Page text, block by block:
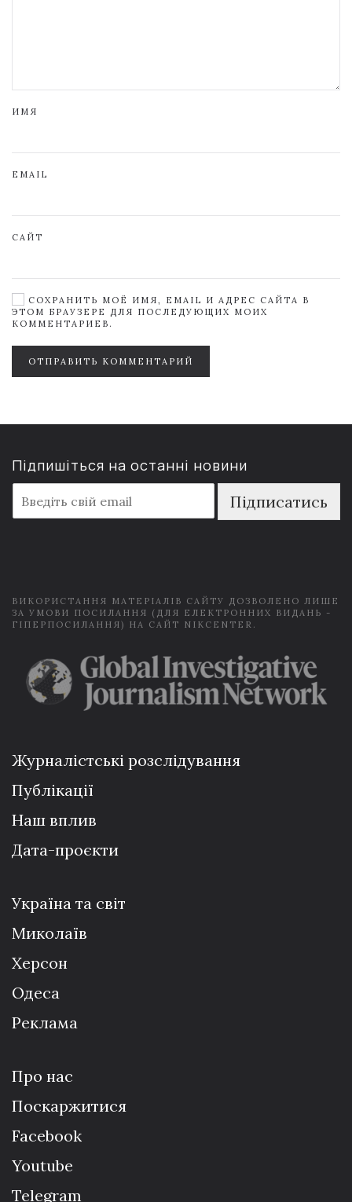
ИМЯ
EMAIL
САЙТ
СОХРАНИТЬ МОЁ ИМЯ, EMAIL И АДРЕС САЙТА В
ЭТОМ БРАУЗЕРЕ ДЛЯ ПОСЛЕДУЮЩИХ МОИХ
КОММЕНТАРИЕВ.
ОТПРАВИТЬ КОММЕНТАРИЙ
Підпишіться на останні новини
m
a
Підписатись
ВИКОРИСТАННЯ МАТЕРІАЛІВ САЙТУ ДОЗВОЛЕНО ЛИШЕ
ЗА УМОВИ ПОСИЛАННЯ (ДЛЯ ЕЛЕКТРОННИХ ВИДАНЬ -
ГІПЕРПОСИЛАННЯ) НА САЙТ NIKCENTER.
Журналістські розслідування
Публікації
Наш вплив
Дата-проєкти
Україна та світ
Миколаїв
Херсон
Одеса
Реклама
Про нас
Поскаржитися
Facebook
Youtube
Telegram